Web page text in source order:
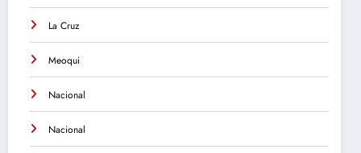
La Cruz
Meoqui
Nacional
Nacional